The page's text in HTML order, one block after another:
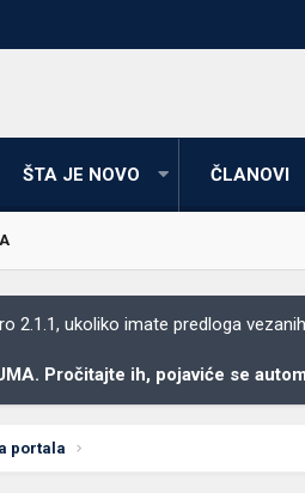
ŠTA JE NOVO ČLANOVI
2.1.1, ukoliko imate predloga
Pročitajte ih, pojaviće se
portala